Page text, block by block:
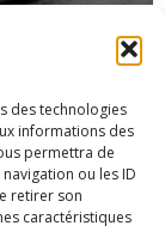
des technologies
informations des
permettra de
ou les ID
retirer son
caractéristiques
l'an